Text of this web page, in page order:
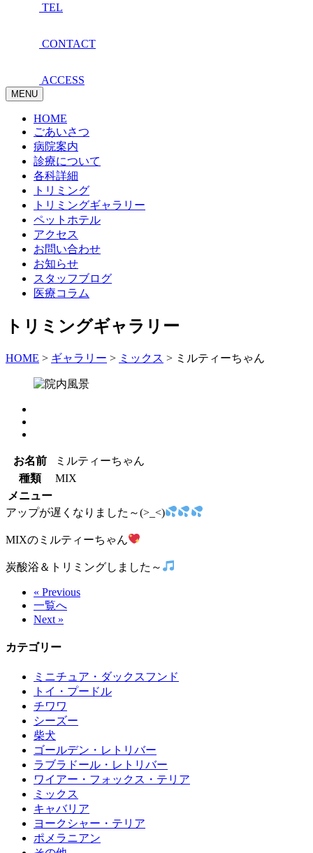
TEL
CONTACT
ACCESS
MENU
HOME
ごあいさつ
病院案内
診療について
各科詳細
トリミング
トリミングギャラリー
ペットホテル
アクセス
お問い合わせ
お知らせ
スタッフブログ
医療コラム
トリミングギャラリー
HOME > ギャラリー > ミックス > ミルティーちゃん
お名前
ミルティーちゃん
種類
MIX
メニュー
アップが遅くなりました～(>_<)
MIXのミルティーちゃん
炭酸浴＆トリミングしました～
« Previous
一覧へ
Next »
カテゴリー
ミニチュア・ダックスフンド
トイ・プードル
チワワ
シーズー
柴犬
ゴールデン・レトリバー
ラブラドール・レトリバー
ワイアー・フォックス・テリア
ミックス
キャバリア
ヨークシャー・テリア
ポメラニアン